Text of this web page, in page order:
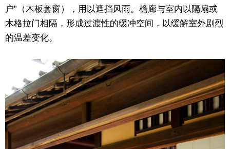
户”（木板套窗），用以遮挡风雨。檐廊与室内以隔扇或
木格拉门相隔，形成过渡性的缓冲空间，以缓解室外剧烈
的温差变化。